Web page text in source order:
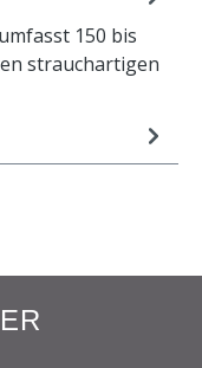
150 bis
strauchartigen